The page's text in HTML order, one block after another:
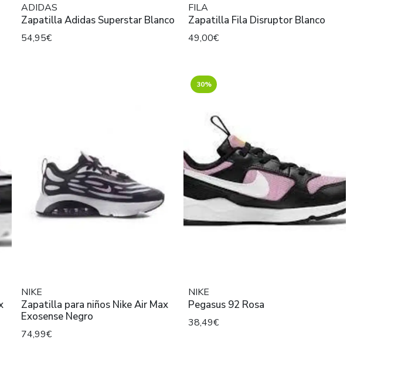
ADIDAS
Zapatilla Adidas Superstar Blanco
54,95€
FILA
Zapatilla Fila Disruptor Blanco
49,00€
NIKE
Zapatilla para niños Nike Air Max
Exosense Negro
74,99€
30%
NIKE
Pegasus 92 Rosa
38,49€